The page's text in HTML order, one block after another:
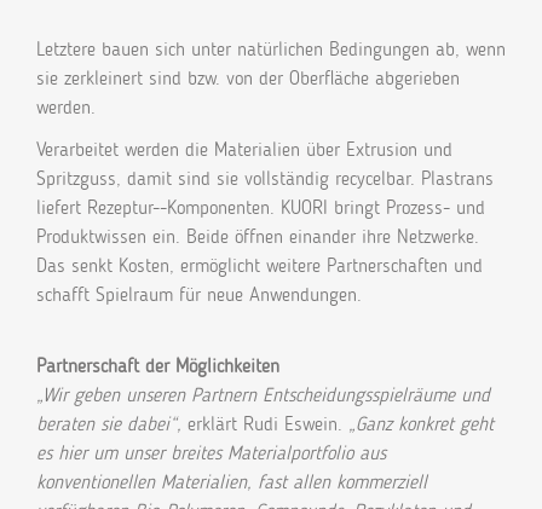
Letztere bauen sich unter natürlichen Bedingungen ab, wenn
sie zerkleinert sind bzw. von der Oberfläche abgerieben
werden.
Verarbeitet werden die Materialien über Extrusion und
Spritzguss, damit sind sie vollständig recycelbar. Plastrans
liefert Rezeptur--Komponenten. KUORI bringt Prozess- und
Produktwissen ein. Beide öffnen einander ihre Netzwerke.
Das senkt Kosten, ermöglicht weitere Partnerschaften und
schafft Spielraum für neue Anwendungen.
Partnerschaft der Möglichkeiten
„Wir geben unseren Partnern Entscheidungsspielräume und
beraten sie dabei“, erklärt Rudi Eswein. „Ganz konkret geht
es hier um unser breites Materialportfolio aus
konventionellen Materialien, fast allen kommerziell